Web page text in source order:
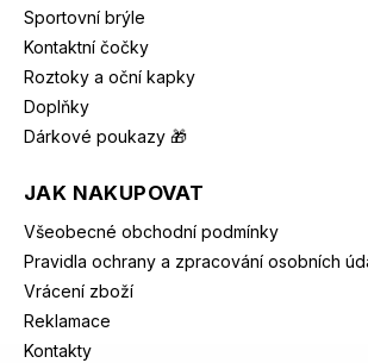
Sportovní brýle
Kontaktní čočky
Roztoky a oční kapky
Doplňky
Dárkové poukazy 🎁
JAK NAKUPOVAT
Všeobecné obchodní podmínky
Pravidla ochrany a zpracování osobních
Vrácení zboží
Reklamace
Kontakty